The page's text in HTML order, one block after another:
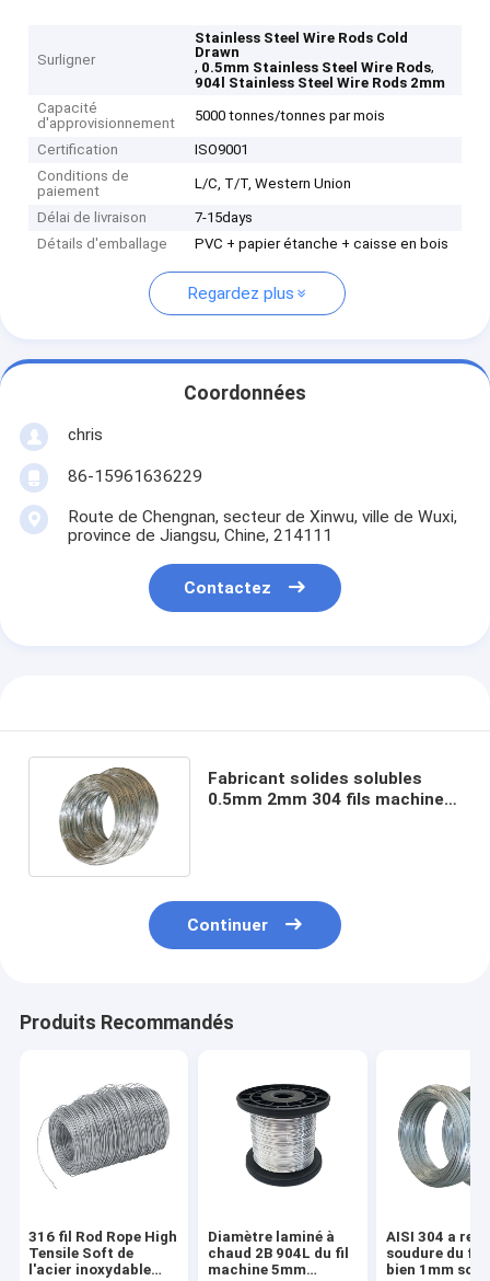
Surligner
Stainless Steel Wire Rods Cold
Drawn
, 0.5mm Stainless Steel Wire Rods,
904l Stainless Steel Wire Rods 2mm
Capacité
d'approvisionnement
5000 tonnes/tonnes par mois
Certification
ISO9001
Conditions de
paiement
L/C, T/T, Western Union
Délai de livraison
7-15days
Détails d'emballage
PVC + papier étanche + caisse en bois
Regardez plus
Coordonnées
chris
86-15961636229
Route de Chengnan, secteur de Xinwu, ville de Wuxi,
province de Jiangsu, Chine, 214111
Contactez
Fabricant solides solubles
0.5mm 2mm 304 fils machine
Continuer
Produits Recommandés
316 fil Rod Rope High
Tensile Soft de
l'acier inoxydable
Diamètre laminé à
chaud 2B 904L du fil
machine 5mm
AISI 304 a
soudure du fil
bien 1mm